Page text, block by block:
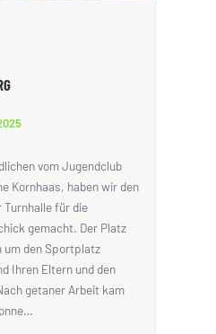
vom Jugendclub
Kornhaas, haben wir den
für die
gemacht. Der Platz
um den Sportplatz
Ihren Eltern und den
getaner Arbeit kam